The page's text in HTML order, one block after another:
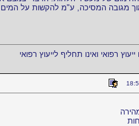
רפואי ואינו תחליף לייעוץ רפואי